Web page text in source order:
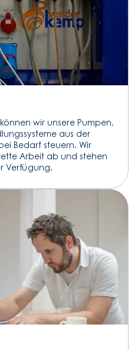
wir unsere Pumpen,
aus der
Bedarf steuern. Wir
Arbeit ab und stehen
Verfügung.